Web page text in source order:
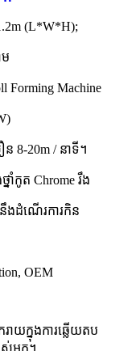
(L*W*H);
Machine
8-20m / នាទី។
ាំកូត Chrome រឹង
ងដំណើរការកិន
OEM
យក្នុងការឆ្លើយតប
អ្នក។